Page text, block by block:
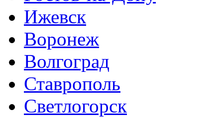
Ижевск
Воронеж
Волгоград
Ставрополь
Светлогорск